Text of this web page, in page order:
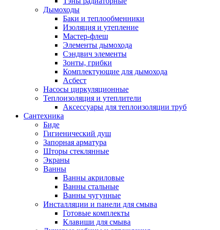
Дымоходы
Баки и теплообменники
Изоляция и утепление
Мастер-флеш
Элементы дымохода
Сэндвич элементы
Зонты, грибки
Комплектующие для дымохода
Асбест
Насосы циркуляционные
Теплоизоляция и утеплители
Аксессуары для теплоизоляции труб
Сантехника
Биде
Гигиенический душ
Запорная арматура
Шторы стеклянные
Экраны
Ванны
Ванны акриловые
Ванны стальные
Ванны чугунные
Инсталляции и панели для смыва
Готовые комплекты
Клавиши для смыва